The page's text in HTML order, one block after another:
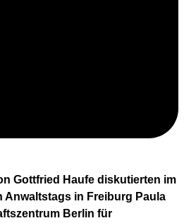
Gottfried Haufe diskutierten im
Anwaltstags in Freiburg Paula
Berlin für